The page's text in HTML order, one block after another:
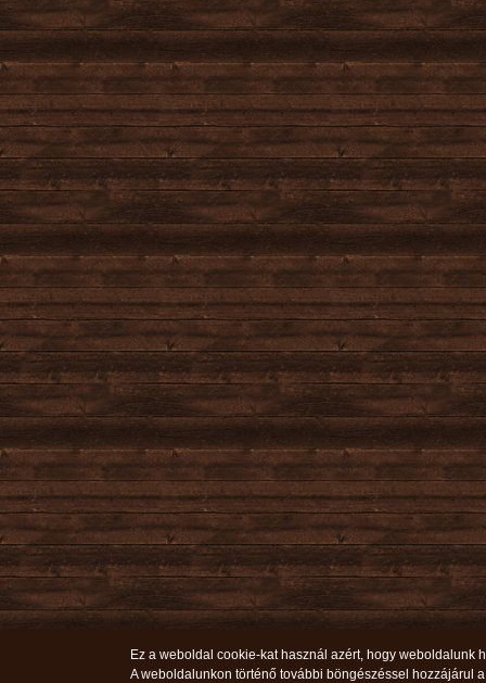
Ez a weboldal cookie-kat használ azért, hogy
A weboldalunkon történő további böngészéssel hozzájárul